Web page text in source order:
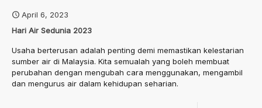
April 6, 2023
Hari Air Sedunia 2023
Usaha berterusan adalah penting demi memastikan kelestarian
sumber air di Malaysia. Kita semualah yang boleh membuat
perubahan dengan mengubah cara menggunakan, mengambil
dan mengurus air dalam kehidupan seharian.